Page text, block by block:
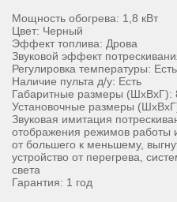
Мощность обогрева: 1,8 кВт
Цвет: Черный
Эффект топлива: Дрова
Звуковой эффект
Регулировка температуры: Есть
Наличие пульта д/у: Есть
Габаритные размеры (ШхВхГ):
Установочные размеры
Звуковая имитация
отображения режимов работы
от большего к меньшему,
устройство от перегрева,
света
Гарантия: 1 год